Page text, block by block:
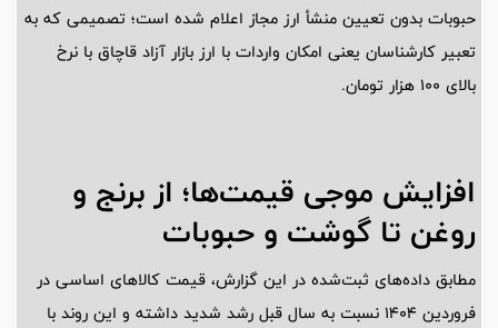
حبوبات بدون تعیین منشأ ارز مجاز اعلام شده است؛ تصمیمی که به
تعبیر کارشناسان یعنی امکان واردات با ارز بازار آزاد قاچاق با نرخ
بالای 100 هزار تومان.
افزایش موجی قیمت‌ها؛ از برنج و
روغن تا گوشت و حبوبات
مطابق داده‌های ثبت‌شده در این گزارش، قیمت کالاهای اساسی در
فروردین 1404 نسبت به سال قبل رشد شدید داشته و این روند با